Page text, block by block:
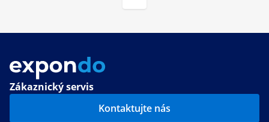
Zákaznický servis
Kontaktujte nás